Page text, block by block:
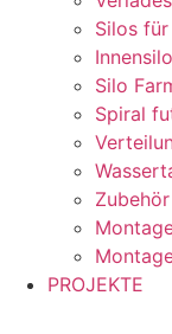
Silos
Silo
Spiral
Zubehör
PROJEKTE